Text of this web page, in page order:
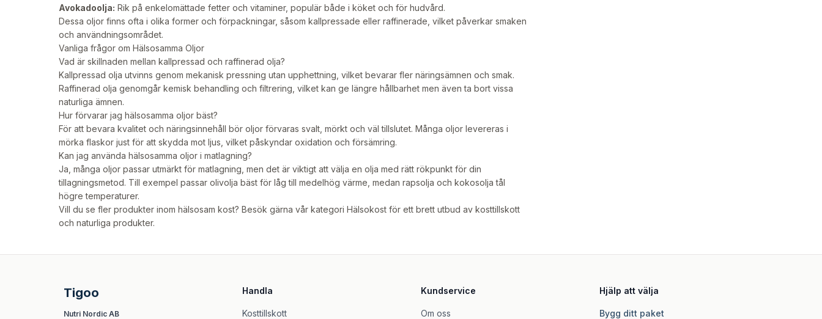
Avokadoolja: Rik på enkelomättade fetter och vitaminer, populär både i köket och för hudvård.
Dessa oljor finns ofta i olika former och förpackningar, såsom kallpressade eller raffinerade, vilket påverkar smaken
och användningsområdet.
Vanliga frågor om Hälsosamma Oljor
Vad är skillnaden mellan kallpressad och raffinerad olja?
Kallpressad olja utvinns genom mekanisk pressning utan upphettning, vilket bevarar fler näringsämnen och smak.
Raffinerad olja genomgår kemisk behandling och filtrering, vilket kan ge längre hållbarhet men även ta bort vissa
naturliga ämnen.
Hur förvarar jag hälsosamma oljor bäst?
För att bevara kvalitet och näringsinnehåll bör oljor förvaras svalt, mörkt och väl tillslutet. Många oljor levereras i
mörka flaskor just för att skydda mot ljus, vilket påskyndar oxidation och försämring.
Kan jag använda hälsosamma oljor i matlagning?
Ja, många oljor passar utmärkt för matlagning, men det är viktigt att välja en olja med rätt rökpunkt för din
tillagningsmetod. Till exempel passar olivolja bäst för låg till medelhög värme, medan rapsolja och kokosolja tål
högre temperaturer.
Vill du se fler produkter inom hälsosam kost? Besök gärna vår kategori Hälsokost för ett brett utbud av kosttillskott
och naturliga produkter.
Tigoo
Nutri Nordic AB
Handla
Kosttillskott
Kundservice
Om oss
Hjälp att välja
Bygg ditt paket